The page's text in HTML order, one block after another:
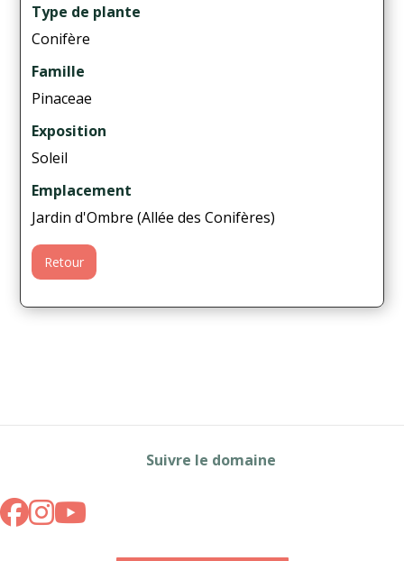
Type de plante
Conifère
Famille
Pinaceae
Exposition
Soleil
Emplacement
Jardin d'Ombre (Allée des Conifères)
Retour
Suivre le domaine